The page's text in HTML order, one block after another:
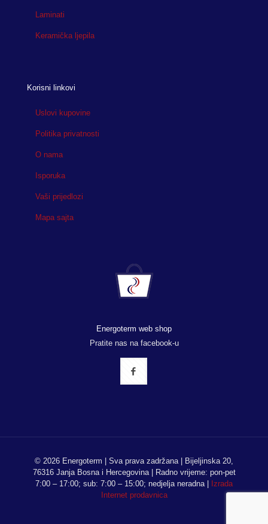
Laminati
Keramička ljepila
Korisni linkovi
Uslovi kupovine
Politika privatnosti
O nama
Isporuka
Vaši prijedlozi
Mapa sajta
Energoterm web shop
Pratite nas na facebook-u
© 2026 Energoterm | Sva prava zadržana | Bijeljinska 20,
76316 Janja Bosna i Hercegovina | Radno vrijeme: pon-pet
7:00 – 17:00; sub: 7:00 – 15:00; nedjelja neradna |
Izrada
Internet prodavnica